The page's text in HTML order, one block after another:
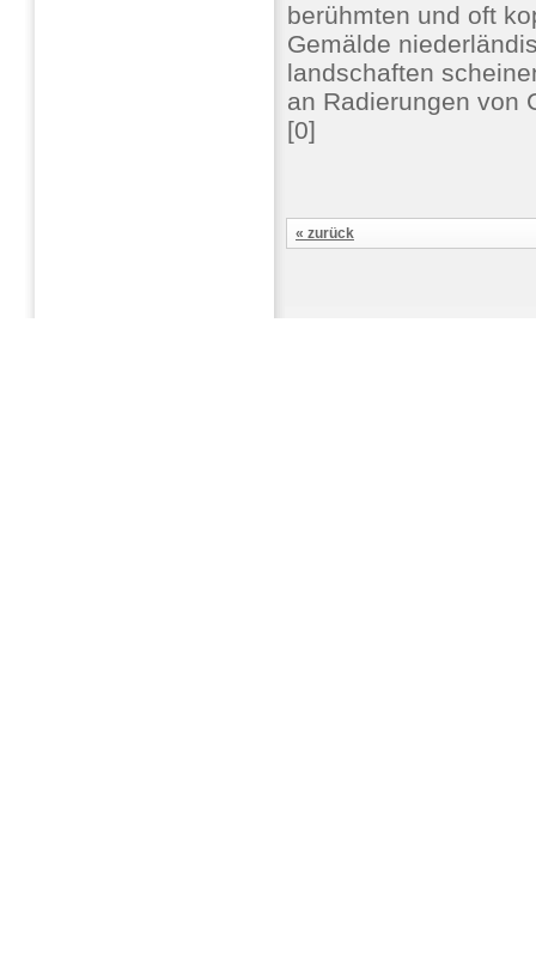
berühmten und oft
Gemälde
landschaften
an Radierungen von
[0]
« zurück